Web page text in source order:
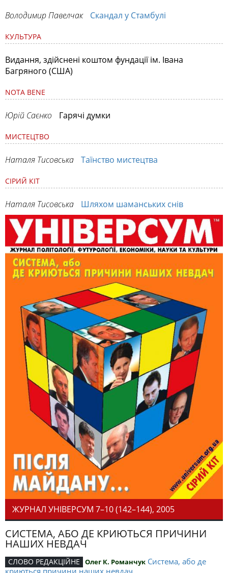
Володимир Павелчак Скандал у Стамбулі
КУЛЬТУРА
Видання, здійснені коштом фундації ім. Івана
Багряного (США)
NOTA BENE
Юрій Саєнко Гарячі думки
МИСТЕЦТВО
Наталя Тисовська Таїнство мистецтва
СІРИЙ КІТ
Наталя Тисовська Шляхом шаманських снів
ЖУРНАЛ УНІВЕРСУМ 7–10 (142–144), 2005
СИСТЕМА, АБО ДЕ КРИЮТЬСЯ ПРИЧИНИ
НАШИХ НЕВДАЧ
СЛОВО РЕДАКЦІЙНЕ Олег К. Романчук Система, або де